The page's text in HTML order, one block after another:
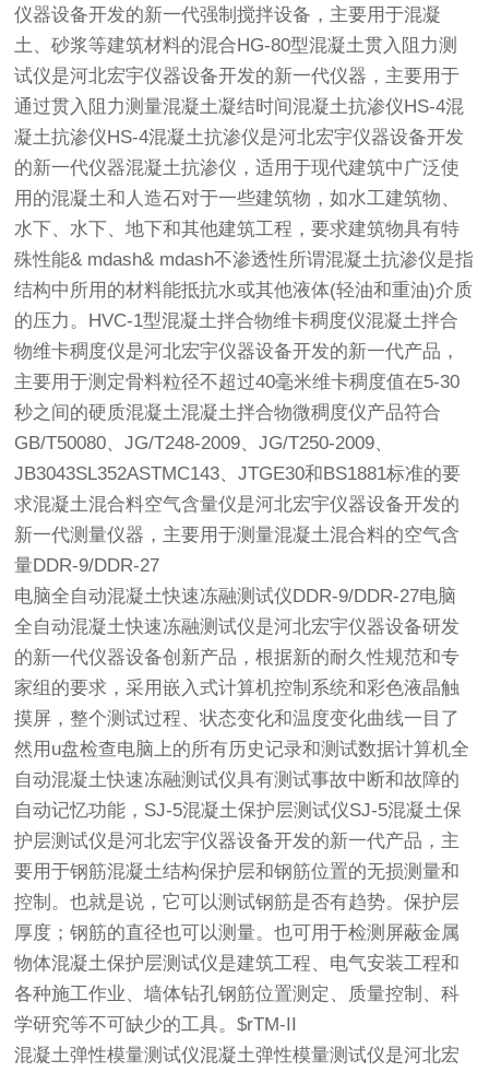
仪器设备开发的新一代强制搅拌设备，主要用于混凝
土、砂浆等建筑材料的混合HG-80型混凝土贯入阻力测
试仪是河北宏宇仪器设备开发的新一代仪器，主要用于
通过贯入阻力测量混凝土凝结时间混凝土抗渗仪HS-4混
凝土抗渗仪HS-4混凝土抗渗仪是河北宏宇仪器设备开发
的新一代仪器混凝土抗渗仪，适用于现代建筑中广泛使
用的混凝土和人造石对于一些建筑物，如水工建筑物、
水下、水下、地下和其他建筑工程，要求建筑物具有特
殊性能& mdash& mdash不渗透性所谓混凝土抗渗仪是指
结构中所用的材料能抵抗水或其他液体(轻油和重油)介质
的压力。HVC-1型混凝土拌合物维卡稠度仪混凝土拌合
物维卡稠度仪是河北宏宇仪器设备开发的新一代产品，
主要用于测定骨料粒径不超过40毫米维卡稠度值在5-30
秒之间的硬质混凝土混凝土拌合物微稠度仪产品符合
GB/T50080、JG/T248-2009、JG/T250-2009、
JB3043SL352ASTMC143、JTGE30和BS1881标准的要
求混凝土混合料空气含量仪是河北宏宇仪器设备开发的
新一代测量仪器，主要用于测量混凝土混合料的空气含
量DDR-9/DDR-27
电脑全自动混凝土快速冻融测试仪DDR-9/DDR-27电脑
全自动混凝土快速冻融测试仪是河北宏宇仪器设备研发
的新一代仪器设备创新产品，根据新的耐久性规范和专
家组的要求，采用嵌入式计算机控制系统和彩色液晶触
摸屏，整个测试过程、状态变化和温度变化曲线一目了
然用u盘检查电脑上的所有历史记录和测试数据计算机全
自动混凝土快速冻融测试仪具有测试事故中断和故障的
自动记忆功能，SJ-5混凝土保护层测试仪SJ-5混凝土保
护层测试仪是河北宏宇仪器设备开发的新一代产品，主
要用于钢筋混凝土结构保护层和钢筋位置的无损测量和
控制。也就是说，它可以测试钢筋是否有趋势。保护层
厚度；钢筋的直径也可以测量。也可用于检测屏蔽金属
物体混凝土保护层测试仪是建筑工程、电气安装工程和
各种施工作业、墙体钻孔钢筋位置测定、质量控制、科
学研究等不可缺少的工具。$rTM-II
混凝土弹性模量测试仪混凝土弹性模量测试仪是河北宏